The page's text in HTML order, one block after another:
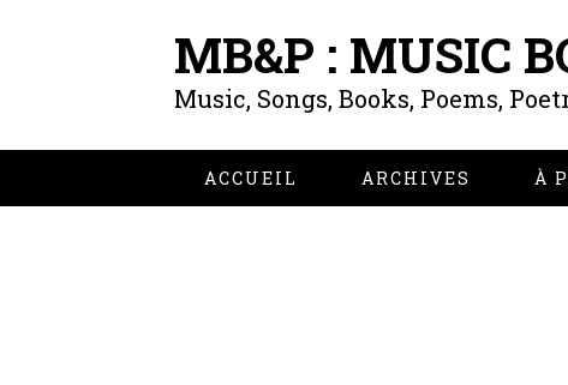
MB&P : MUSIC
Music, Songs, Books, Poems,
ACCUEIL ARCHIVES À